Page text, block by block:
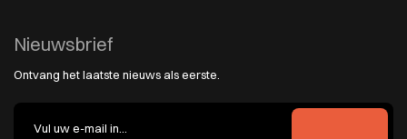
Nieuwsbrief
Ontvang het laatste nieuws als eerste.